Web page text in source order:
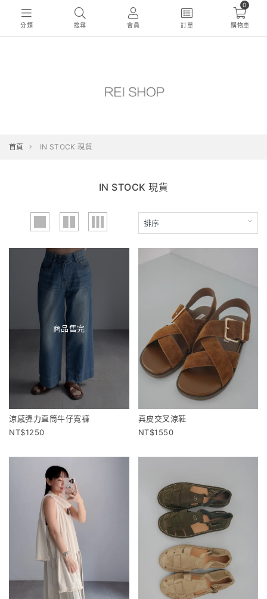
分類 搜尋 會員 訂單
0
購物車
首頁 IN STOCK 現貨
IN STOCK 現貨
商品售完
涼感彈力直筒牛仔寬褲
1250
真皮交叉涼鞋
1550